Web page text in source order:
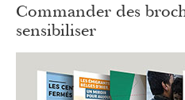
Commander des
sensibiliser